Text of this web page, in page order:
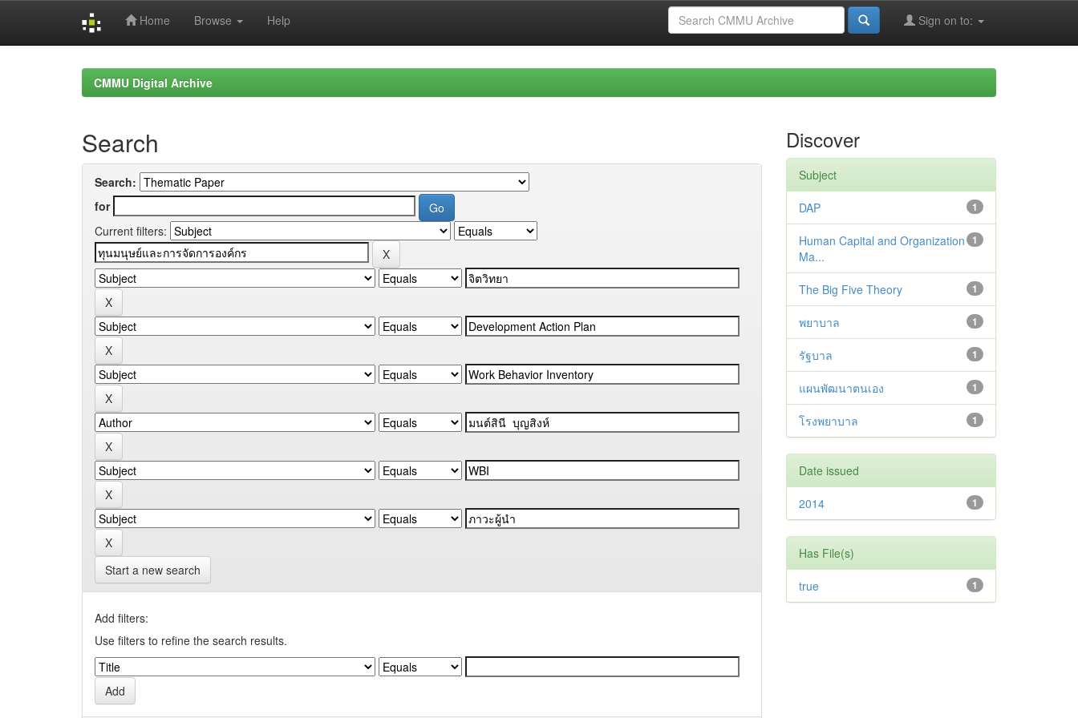
Home Browse Help Sign on to:
CMMU Digital Archive
Search
Search:
for
Current filters:
Start a new search
Add filters:
Use filters to refine the search results.
Discover
Subject
1
DAP
1
Human Capital and Organization
Ma...
1
The Big Five Theory
1
พยาบาล
1
รัฐบาล
1
แผนพัฒนาตนเอง
1
โรงพยาบาล
Date issued
1
2014
Has File(s)
1
true